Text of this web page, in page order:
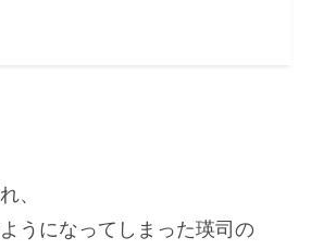
、
うになってしまった瑛司の